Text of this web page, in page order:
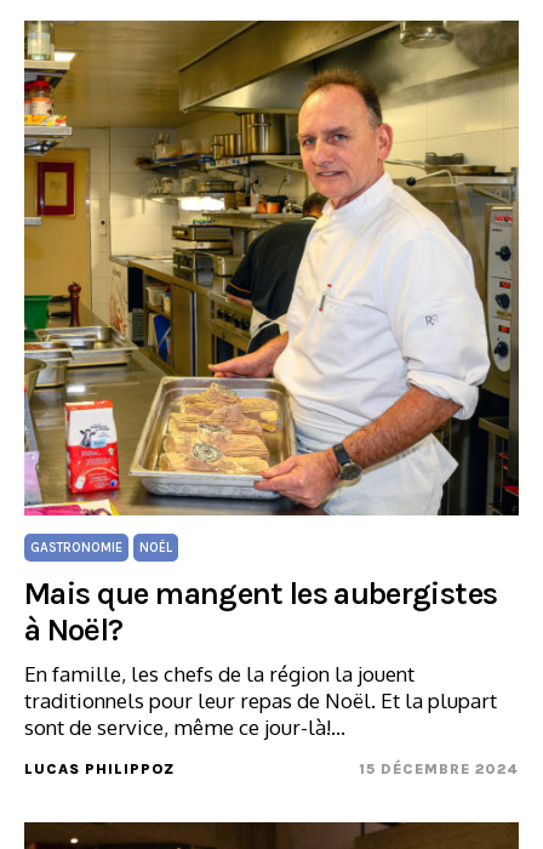
GASTRONOMIE NOËL
Mais que mangent les aubergistes
à Noël?
En famille, les chefs de la région la jouent
traditionnels pour leur repas de Noël. Et la plupart
sont de service, même ce jour-là!…
LUCAS PHILIPPOZ 15 DÉCEMBRE 2024